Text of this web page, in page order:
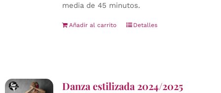
media de 45 minutos.
Añadir al carrito Detalles
Danza estilizada 2024/2025